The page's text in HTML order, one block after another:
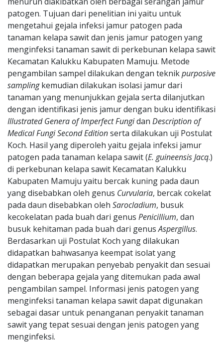
patogen. Tujuan dari penelitian ini yaitu untuk
mengetahui gejala infeksi jamur patogen pada
tanaman kelapa sawit dan jenis jamur patogen yang
menginfeksi tanaman sawit di perkebunan kelapa sawit
Kecamatan Kalukku Kabupaten Mamuju. Metode
pengambilan sampel dilakukan dengan teknikpurposive
samplingkemudian dilakukan isolasi jamur dari
tanaman yang menunjukkan gejala serta dilanjutkan
dengan identifikasi jenis jamur dengan buku identifikasi
Illustrated Genera of Imperfect Fungidan Description of
Medical Fungi Second Editionserta dilakukan uji Postulat
Koch. Hasil yang diperoleh yaitu gejala infeksi jamur
patogen pada tanaman kelapa sawit (E. guineensis Jacq.)
di perkebunan kelapa sawit Kecamatan Kalukku
Kabupaten Mamuju yaitu bercak kuning pada daun
yang disebabkan oleh genus Curvularia, bercak cokelat
pada daun disebabkan oleh Sarocladium, busuk
kecokelatan pada buah dari genus Penicillium, dan
busuk kehitaman pada buah dari genusAspergillus.
Berdasarkan uji Postulat Koch yang dilakukan
didapatkan bahwasanya keempat isolat yang
didapatkan merupakan penyebab penyakit dan sesuai
dengan beberapa gejala yang ditemukan pada awal
pengambilan sampel. Informasi jenis patogen yang
menginfeksi tanaman kelapa sawit dapat digunakan
sebagai dasar untuk penanganan penyakit tanaman
sawit yang tepat sesuai dengan jenis patogen yang
menginfeksi.